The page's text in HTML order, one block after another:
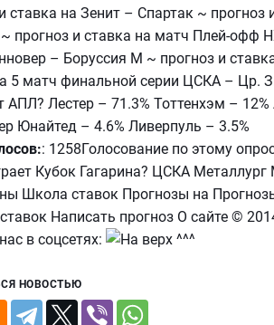
ставка на Зенит – Спартак ~
прогноз и ставка на матч Плей-офф
– Боруссия М ~ прогноз и
5 матч финальной серии ЦСКА – Цр.
АПЛ? Лестер – 71.3% Тоттенхэм –
Юнайтед – 4.6% Ливерпуль – 3.5%
: 1258Голосование по этому
Кубок Гагарина? ЦСКА
Школа ставок Прогнозы на
Написать прогноз О сайте ©
в соцсетях:
НОВОСТЬЮ